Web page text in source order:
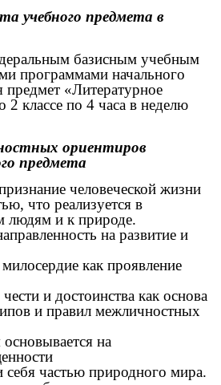
учебного предмета в
базисным учебным
программами начального
предмет «Литературное
2 классе по 4 часа в неделю
ориентиров
предмета
человеческой жизни
что реализуется в
людям и к природе.
на развитие и
как проявление
чести и достоинства как основа
и правил межличностных
основывается на
себя частью природного мира.